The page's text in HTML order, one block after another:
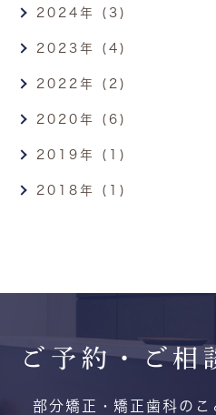
2024年 (3)
2023年 (4)
2022年 (2)
2020年 (6)
2019年 (1)
2018年 (1)
ご予約・ご相
部分矯正・矯正歯科のこ